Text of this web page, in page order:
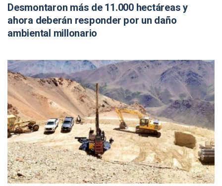
Desmontaron más de 11.000 hectáreas y
ahora deberán responder por un daño
ambiental millonario